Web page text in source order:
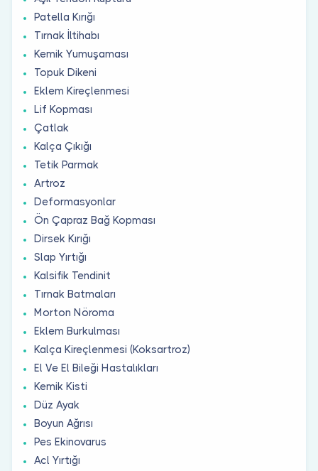
Patella Kırığı
Tırnak İltihabı
Kemik Yumuşaması
Topuk Dikeni
Eklem Kireçlenmesi
Lif Kopması
Çatlak
Kalça Çıkığı
Tetik Parmak
Artroz
Deformasyonlar
Ön Çapraz Bağ Kopması
Dirsek Kırığı
Slap Yırtığı
Kalsifik Tendinit
Tırnak Batmaları
Morton Nöroma
Eklem Burkulması
Kalça Kireçlenmesi (Koksartroz)
El Ve El Bileği Hastalıkları
Kemik Kisti
Düz Ayak
Boyun Ağrısı
Pes Ekinovarus
Acl Yırtığı